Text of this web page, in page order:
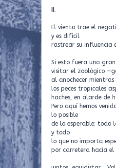
II.
El viento trae el
y es difícil
rastrear
Si esto fuera una
visitar el zoológico
al anochecer mientras
los peces tropicales
haches, en alarde de
Pero aquí hemos
lo posible
de lo esperable: todo
y todo
lo que no importa
por carretera hacia el